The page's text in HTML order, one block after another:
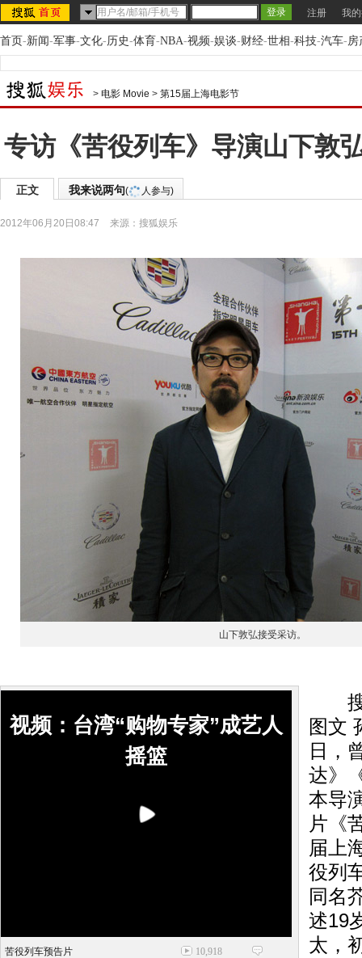
注册 我
首页-新闻-军事-文化-历史-体育-NBA-视频-娱谈-财经-世相-科技-汽车-房
> 电影 Movie > 第15届上海电影节
专访《苦役列车》导演山下敦
正文 我来说两句( 人参与)
2012年06月20日08:47 来源： 搜狐娱乐
山下敦弘接受采访。
视频：台湾“购物专家”成艺人
摇篮
苦役列车预告片
10,918
搜
图文
日，
达》
本导
片《
届上
役列
同名
述19
太，